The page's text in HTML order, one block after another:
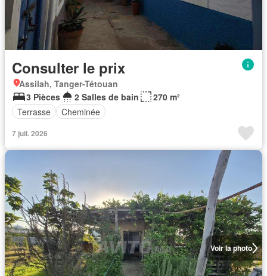
Consulter le prix
Assilah, Tanger-Tétouan
3 Pièces
2 Salles de bain
270 m²
Terrasse
Cheminée
7 juil. 2026
Voir la photo